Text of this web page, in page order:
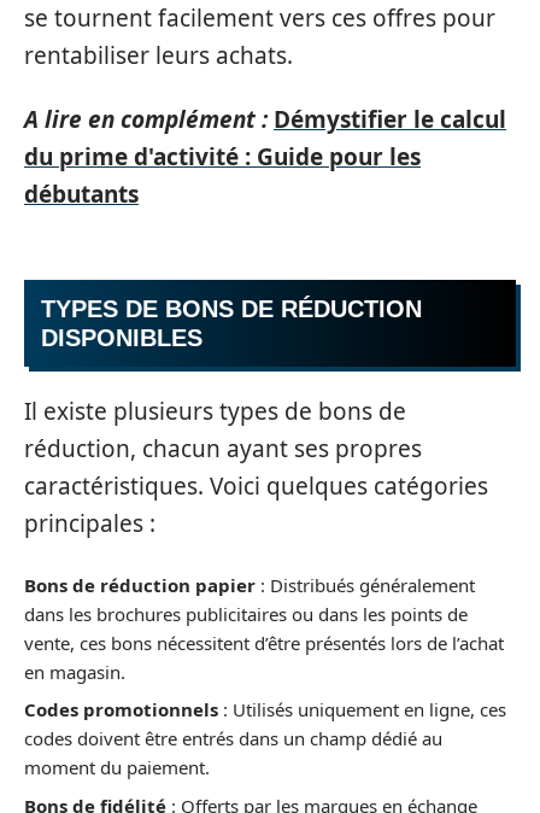
se tournent facilement vers ces offres pour
rentabiliser leurs achats.
A lire en complément : Démystifier le calcul
du prime d'activité : Guide pour les
débutants
TYPES DE BONS DE RÉDUCTION
DISPONIBLES
Il existe plusieurs types de bons de
réduction, chacun ayant ses propres
caractéristiques. Voici quelques catégories
principales :
Bons de réduction papier : Distribués généralement
dans les brochures publicitaires ou dans les points de
vente, ces bons nécessitent d’être présentés lors de l’achat
en magasin.
Codes promotionnels : Utilisés uniquement en ligne, ces
codes doivent être entrés dans un champ dédié au
moment du paiement.
Bons de fidélité : Offerts par les marques en échange